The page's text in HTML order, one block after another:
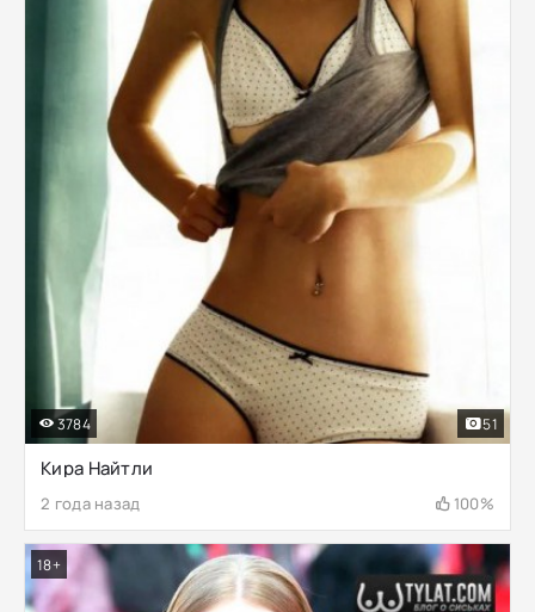
Кира Найтли
2 года назад 100%
3784 51
18+